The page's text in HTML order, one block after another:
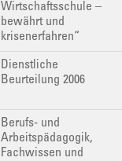
Wirtschaftsschule –
bewährt und
krisenerfahren“
Dienstliche
Beurteilung 2006
Berufs- und
Arbeitspädagogik,
Fachwissen und